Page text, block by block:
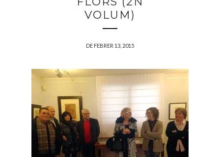
VOLUM)
DE FEBRER 13, 2015